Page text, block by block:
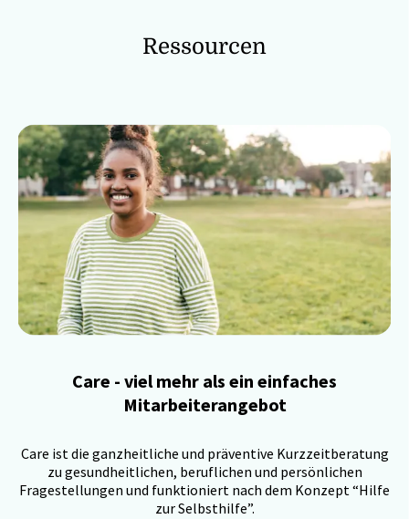
Ressourcen
Care - viel mehr als ein einfaches
Mitarbeiterangebot
Care ist die ganzheitliche und präventive Kurzzeitberatung
zu gesundheitlichen, beruflichen und persönlichen
Fragestellungen und funktioniert nach dem Konzept “Hilfe
zur Selbsthilfe”.